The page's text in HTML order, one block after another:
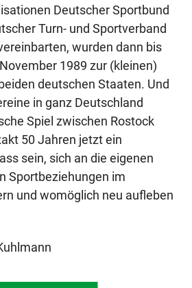
Deutscher Sportbund
Turn- und Sportverband
wurden dann bis
1989 zur (kleinen)
deutschen Staaten. Und
in ganz Deutschland
Spiel zwischen Rostock
50 Jahren jetzt ein
sein, sich an die eigenen
Sportbeziehungen im
und womöglich neu aufleben